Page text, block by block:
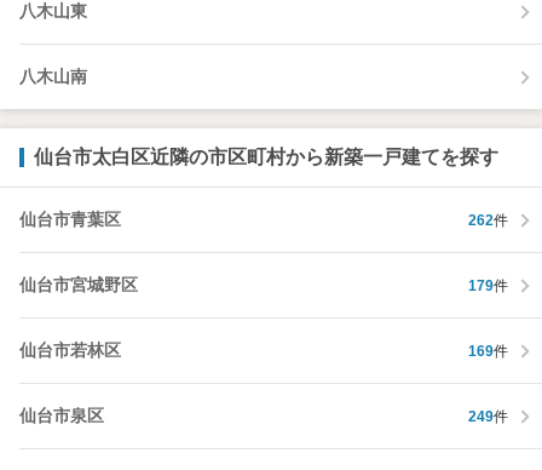
八木山東
八木山南
仙台市太白区近隣の市区町村から新築一戸建てを探す
仙台市青葉区 262件
仙台市宮城野区 179件
仙台市若林区 169件
仙台市泉区 249件